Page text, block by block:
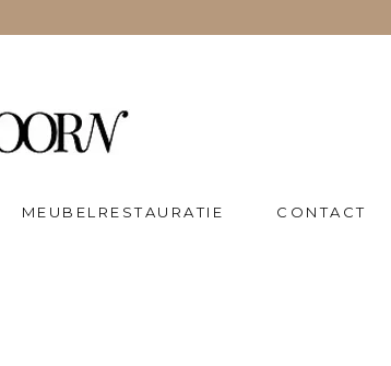
MEUBELRESTAURATIE CONTACT